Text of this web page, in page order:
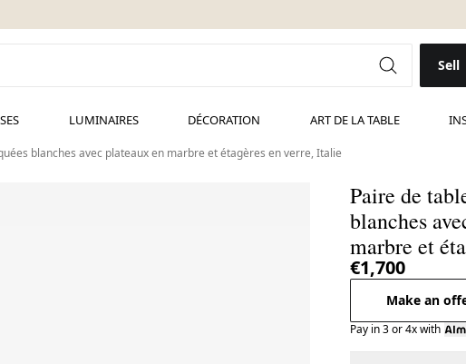
Sell
LUMINAIRES DÉCORATION ART DE LA TABLE
blanches avec plateaux en marbre et étagères en verre, Italie
Paire de
blanches
marbre et
Italie
€1,700
Make an
Pay in 3 or 4x with